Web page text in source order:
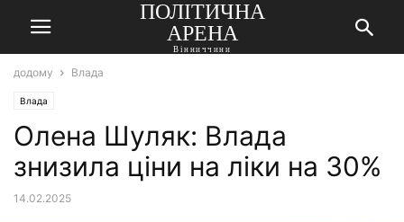
ПОЛІТИЧНА
АРЕНА
Вінниччини
додому Влада
Влада
Олена Шуляк: Влада
знизила ціни на ліки на 30%
14.02.2025